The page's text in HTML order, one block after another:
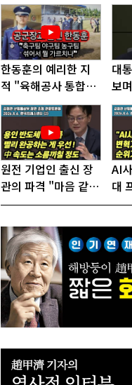
한동훈의 예리한 지
적 "육해공사 통합하
면 쿠데타 쉬워진다"
대
보
부,
원전 기업인 출신 장
관의 파격 "마음 같아
서는 수도권에 원전
AI
대
자